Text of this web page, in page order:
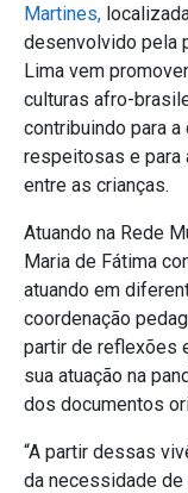
Martines,
desenvolvido pela
Lima vem
culturas afro-
contribuindo para
respeitosas e para
entre as crianças.
Atuando na Rede
Maria de Fátima
atuando em
coordenação
partir de reflexões
sua atuação na
dos documentos
“A partir dessas
da necessidade